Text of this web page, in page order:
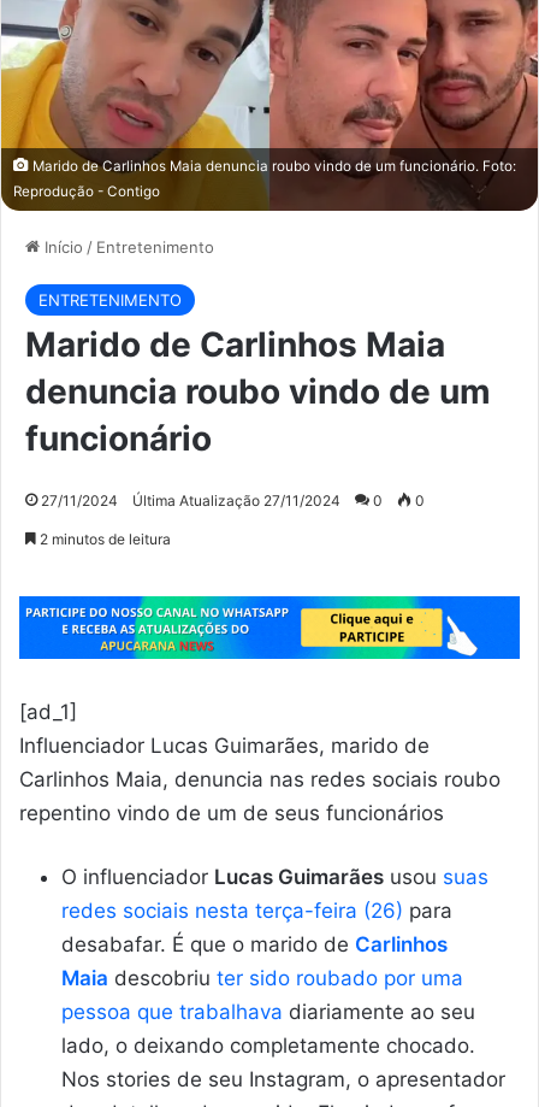
Marido de Carlinhos Maia denuncia roubo vindo de um funcionário. Foto:
Reprodução - Contigo
Início / Entretenimento
ENTRETENIMENTO
Marido de Carlinhos Maia
denuncia roubo vindo de um
funcionário
27/11/2024 Última Atualização 27/11/2024 0 0
2 minutos de leitura
[ad_1]
Influenciador Lucas Guimarães, marido de
Carlinhos Maia, denuncia nas redes sociais roubo
repentino vindo de um de seus funcionários
O influenciador Lucas Guimarães usou suas
redes sociais nesta terça-feira (26) para
desabafar. É que o marido de Carlinhos
Maia descobriu ter sido roubado por uma
pessoa que trabalhava diariamente ao seu
lado, o deixando completamente chocado.
Nos stories de seu Instagram, o apresentador